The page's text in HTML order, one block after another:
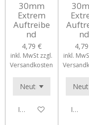
30mm
Extrem
Auftreibe
nd
4,79 €
inkl. MwSt zzgl.
Versandkosten
In den Warenkorb
nd
inkl.
In